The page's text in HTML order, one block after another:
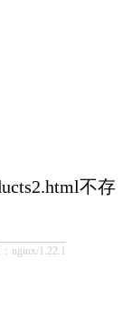
不存
nginx/1.22.1